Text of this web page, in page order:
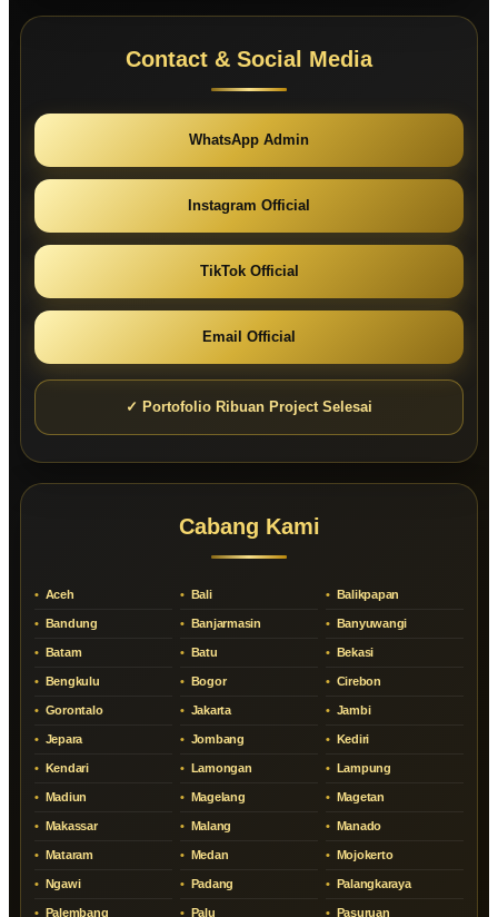
Contact & Social Media
WhatsApp Admin
Instagram Official
TikTok Official
Email Official
✓ Portofolio Ribuan Project Selesai
Cabang Kami
Aceh Bali Balikpapan
Bandung Banjarmasin Banyuwangi
Batam Batu Bekasi
Bengkulu Bogor Cirebon
Gorontalo Jakarta Jambi
Jepara Jombang Kediri
Kendari Lamongan Lampung
Madiun Magelang Magetan
Makassar Malang Manado
Mataram Medan Mojokerto
Ngawi Padang Palangkaraya
Palembang Palu Pasuruan